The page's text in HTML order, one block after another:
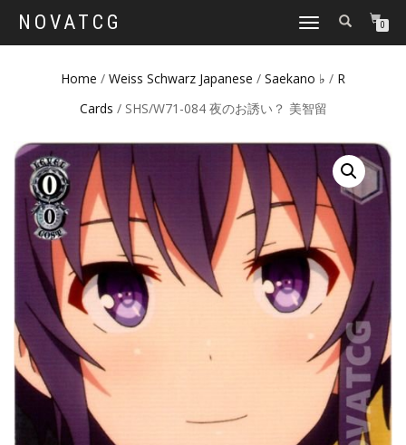
NOVATCG
TOGGLE
0
Home / Weiss Schwarz Japanese / Saekano ♭ / R
Cards / SHS/W71-084 夜のお誘い？ 美智留